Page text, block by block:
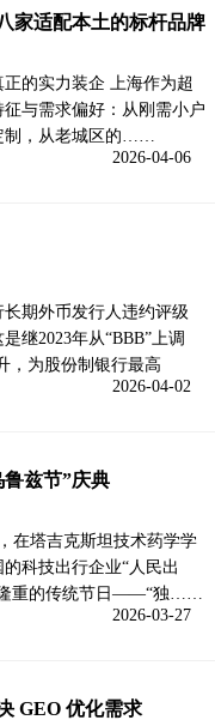
家适配本土的标杆品牌
的实力装企 上海作为超
与需求偏好：从刚需小户
制，从老城区的……
2026-04-06
期外币发行人违约评级
继2023年从“BBB”上调
，为股份制银行最高
2026-04-02
兹节”庆典
在塔吉克斯坦技术药学学
科技出行企业“人民出
隆重的传统节日——“独……
2026-03-27
GEO 优化需求